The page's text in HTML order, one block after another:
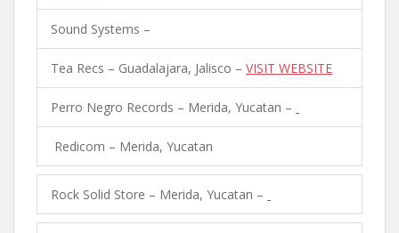
Sound Systems –
Tea Recs – Guadalajara, Jalisco – VISIT WEBSITE
Perro Negro Records – Merida, Yucatan –
Redicom – Merida, Yucatan
Rock Solid Store – Merida, Yucatan –